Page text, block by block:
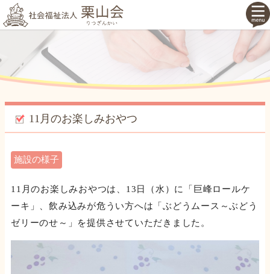
11月のお楽しみおやつ
施設の様子
11月のお楽しみおやつは、13日（水）に「巨峰ロールケ
ーキ」、飲み込みが危うい方へは「ぶどうムース～ぶどう
ゼリーのせ～」を提供させていただきました。